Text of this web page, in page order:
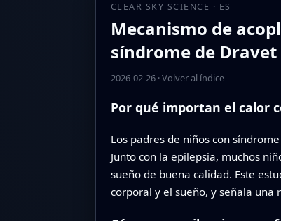
CLEAR SKY SCIENCE · ES
Mecanismo de
síndrome de Dravet
2026-02-26·Volver al índice
Por qué importan el calor
Los padres de niños con
Junto con la epilepsia, muchos
sueño de buena calidad. Este
corporal y el sueño, y señala